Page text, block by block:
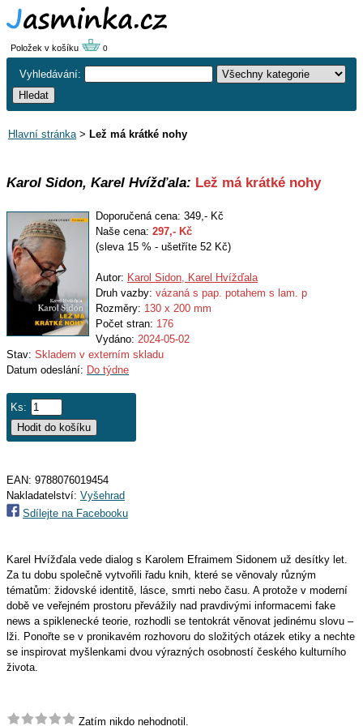
Položek v košíku 0
Vyhledávání:
Hlavní stránka> Lež má krátké nohy
Karol Sidon, Karel Hvížďala: Lež má krátké nohy
Doporučená cena: 349,- Kč
Naše cena: 297,- Kč
(sleva 15 % - ušetříte 52 Kč)
Autor: Karol Sidon, Karel Hvížďala
Druh vazby: vázaná s pap. potahem s lam. p
Rozměry: 130 x 200 mm
Počet stran: 176
Vydáno: 2024-05-02
Stav: Skladem v externím skladu
Datum odeslání: Do týdne
Ks:
EAN: 9788076019454
Nakladatelství: Vyšehrad
Sdílejte na Facebooku
Karel Hvížďala vede dialog s Karolem Efraimem Sidonem už desítky let.
Za tu dobu společně vytvořili řadu knih, které se věnovaly různým
tématům: židovské identitě, lásce, smrti nebo času. A protože v moderní
době ve veřejném prostoru převážily nad pravdivými informacemi fake
news a spiklenecké teorie, rozhodli se tentokrát věnovat jedinému slovu –
lži. Ponořte se v pronikavém rozhovoru do složitých otázek etiky a nechte
se inspirovat myšlenkami dvou výrazných osobností českého kulturního
života.
Zatím nikdo nehodnotil.